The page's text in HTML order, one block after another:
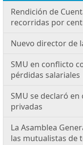
Rendición de
recorridas por
Nuevo director de
SMU en conflicto
pérdidas salariales
SMU se declaró
privadas
La Asamblea
las mutualistas de